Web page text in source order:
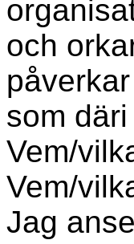
och
som däri
Vem/
Vem/
Jag